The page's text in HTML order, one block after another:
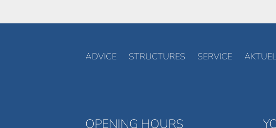
ADVICE STRUCTURES SERVICE
OPENING HOURS